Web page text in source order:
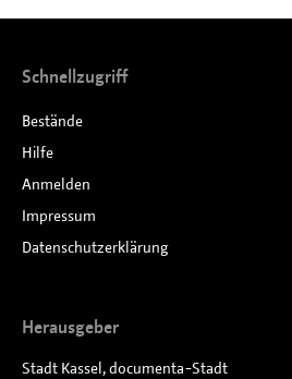
Schnellzugriff
Bestände
Hilfe
Anmelden
Impressum
Datenschutzerklärung
Herausgeber
Stadt Kassel, documenta-Stadt